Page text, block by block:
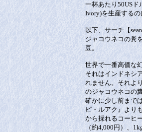
一杯あたり50US
Ivory)を生産する
以下、サーチ【
ジャコウネコの糞
豆。
世界で一番高価な
それはインドネシ
れません。それよ
のジャコウネコの
確かに少し前まで
ピ・ルアク』より
から採れるコーヒ
（約4,000円）、